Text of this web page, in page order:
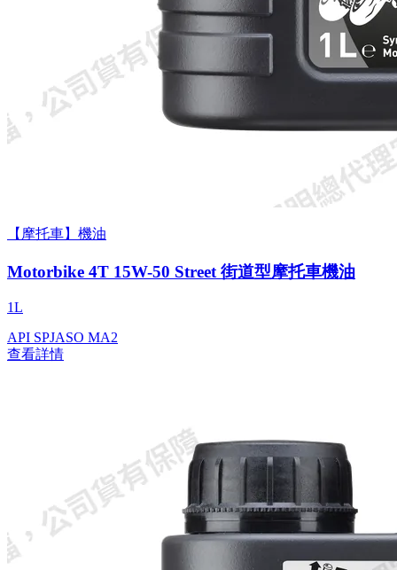
【摩托車】機油
Motorbike 4T 15W-50 Street 街道型摩托車機油
1L
API SPJASO MA2
查看詳情